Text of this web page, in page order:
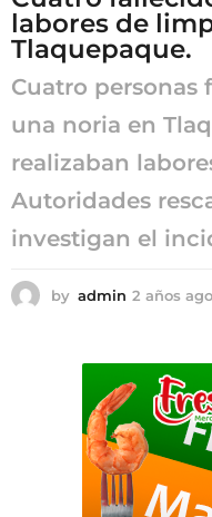
labores de
Tlaquepaque.
Cuatro personas
una noria en
realizaban
Autoridades
investigan el
by admin 2 años ago